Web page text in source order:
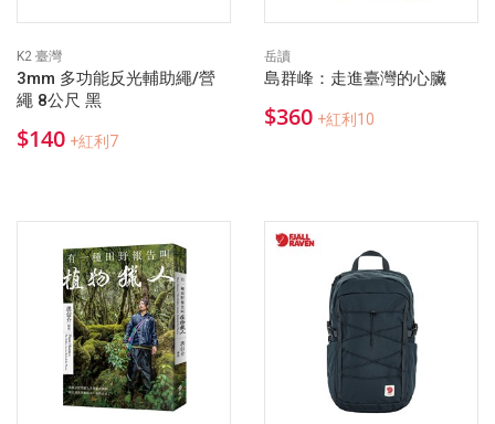
K2 臺灣
3mm 多功能反光輔助繩/營
繩 8公尺 黑
$140 +紅利7
岳讀
島群峰：走進臺灣的心臟
$360 +紅利10